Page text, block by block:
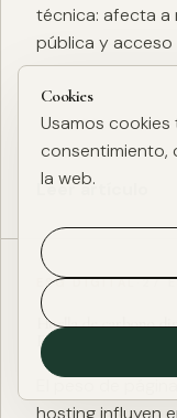
técnica: afecta a
pública y
Leer artículo
ESG DIGITAL·27
Huella de carbono
ESG de una web
El peso de
hosting influyen
Cookies
Usamos
consentimiento,
la web.